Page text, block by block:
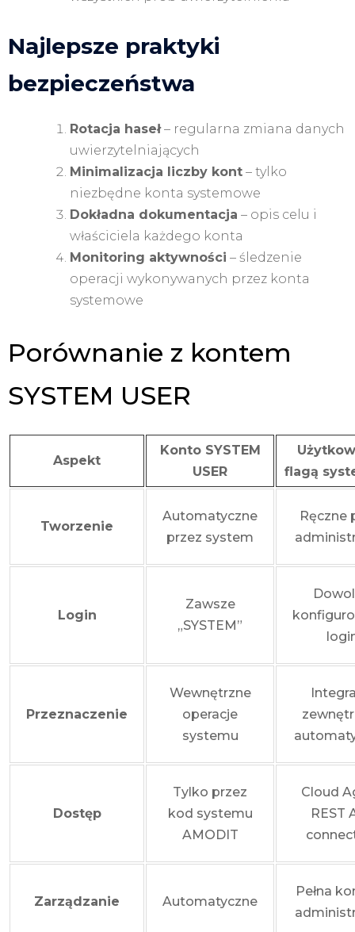
Najlepsze praktyki
bezpieczeństwa
Rotacja haseł– regularna zmiana danych
uwierzytelniających
Minimalizacja liczby kont – tylko
niezbędne konta systemowe
Dokładna dokumentacja – opis celu i
właściciela każdego konta
Monitoring aktywności – śledzenie
operacji wykonywanych przez konta
systemowe
Porównanie z kontem
SYSTEM USER
Aspekt
Konto SYSTEM
USER
flagą
Tworzenie
Automatyczne
przez system
Ręczne
Login
Zawsze
„SYSTEM”
Przeznaczenie
Wewnętrzne
operacje
systemu
Dostęp
Tylko przez
kod systemu
AMODIT
Cloud
REST
Zarządzanie Automatyczne
Pełna